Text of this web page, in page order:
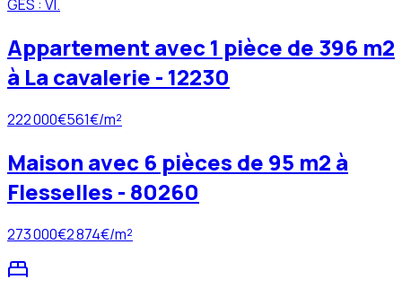
GES : VI.
Appartement avec 1 pièce de 396 m2
à La cavalerie - 12230
222 000€561€/m²
Maison avec 6 pièces de 95 m2 à
Flesselles - 80260
273 000€2 874€/m²